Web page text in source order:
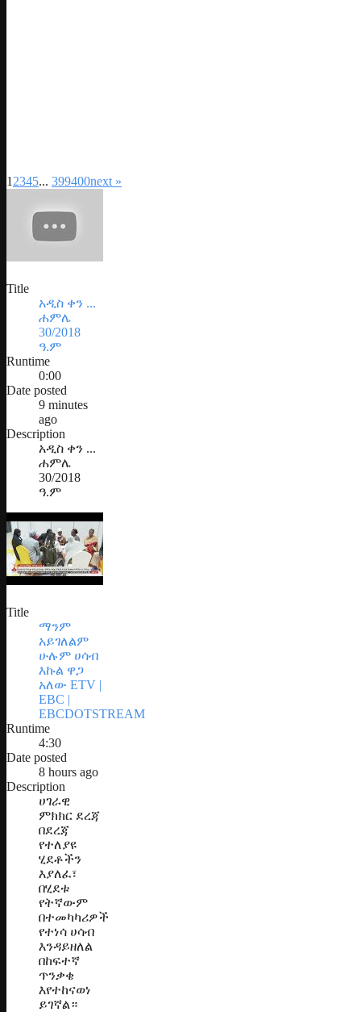
1 2345... 399400next »
Title
አዲስ ቀን ...
ሐምሌ
30/2018
ዓ.ም
Runtime
0:00
Date posted
9 minutes
ago
Description
አዲስ ቀን ...
ሐምሌ
30/2018
ዓ.ም
Title
ማንም
አይገለልም
ሁሉም ሀሳብ
እኩል ዋጋ
አለው ETV |
EBC |
EBCDOTSTREAM
Runtime
4:30
Date posted
8 hours ago
Description
ሀገራዊ
ምክክር ደረጃ
በደረጃ
የተለያዩ
ሂደቶችን
እያለፈ፣
በሂደቱ
የትኛውም
በተመካካሪዎች
የተነሳ ሀሳብ
እንዳይዘለል
በከፍተኛ
ጥንቃቄ
እየተከናወነ
ይገኛል።